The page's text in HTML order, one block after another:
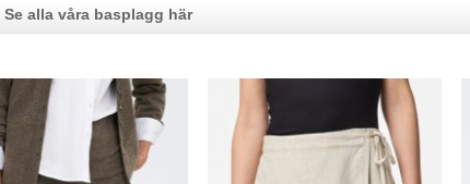
Se alla våra basplagg här